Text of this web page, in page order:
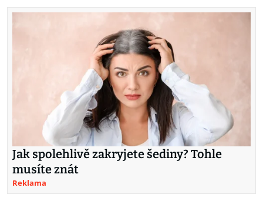
Jak spolehlivě zakryjete šediny? Tohle
musíte znát
Reklama